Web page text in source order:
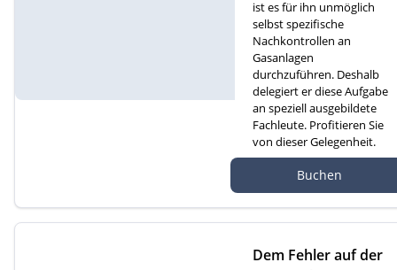
ist es für ihn unmöglich
selbst spezifische
Nachkontrollen an
Gasanlagen
durchzuführen. Deshalb
delegiert er diese Aufgabe
an speziell ausgebildete
Fachleute. Profitieren Sie
von dieser Gelegenheit.
atte 1D, 6260 Reiden
Buchen
Dem Fehler auf der